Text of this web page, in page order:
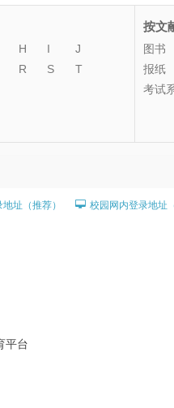
H I
J
R S
T
按文
图书
报纸
考试
址（推荐） 校园网内登录地址
平台